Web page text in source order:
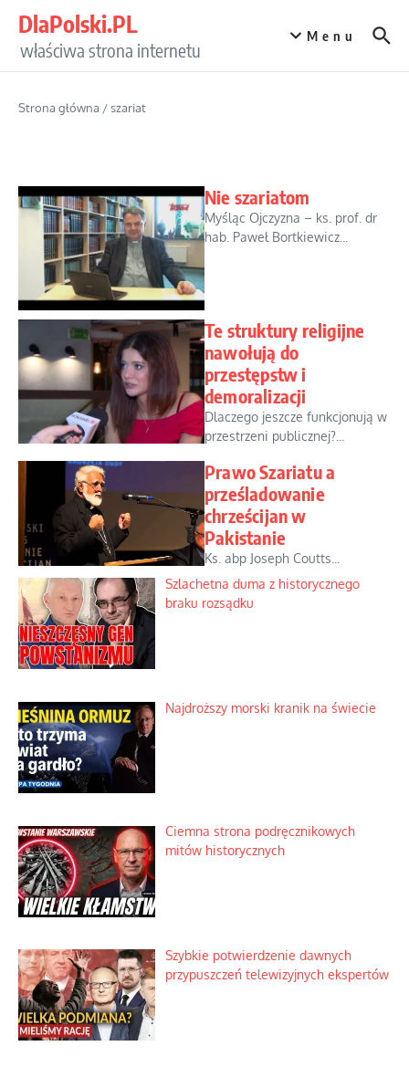
DlaPolski.PL
właściwa strona internetu
Menu
Strona główna /szariat
Nie szariatom
Myśląc Ojczyzna – ks. prof. dr
hab. Paweł Bortkiewicz...
Te struktury religijne
nawołują do
przestępstw i
demoralizacji
Dlaczego jeszcze funkcjonują w
przestrzeni publicznej?...
Prawo Szariatu a
prześladowanie
chrześcijan w
Pakistanie
Ks. abp Joseph Coutts...